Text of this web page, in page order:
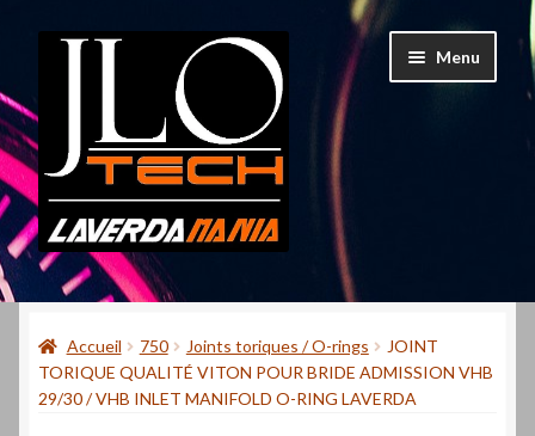
Aller
navigation
Aller
Menu
Accueil
Mon compte
Contact
Accueil 750 Joints toriques / O-rings
JOINT
TORIQUE QUALITÉ VITON POUR BRIDE ADMISSION VHB
29/30 / VHB INLET MANIFOLD O-RING LAVERDA